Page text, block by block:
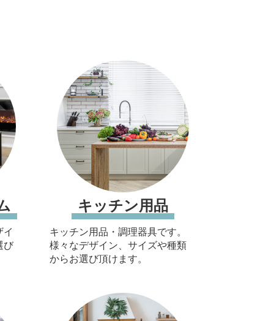
イ
び
キッチン用品
キッチン用品・調理器具です。
様々なデザイン、サイズや種類
からお選び頂けます。